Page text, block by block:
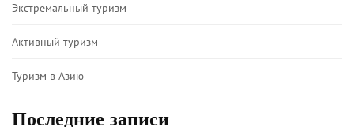
Экстремальный туризм
Активный туризм
Туризм в Азию
Последние записи